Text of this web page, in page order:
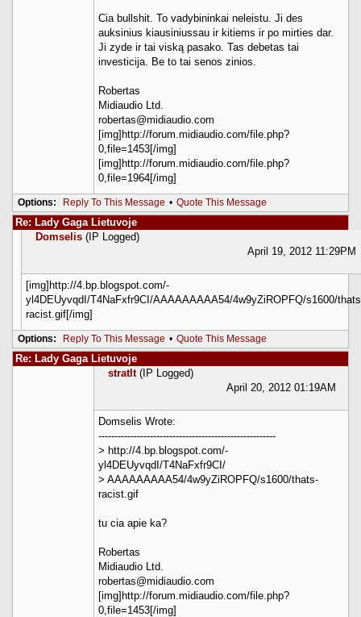
Cia bullshit. To vadybininkai neleistu. Ji des
auksinius kiausiniussau ir kitiems ir po mirties dar.
Ji zyde ir tai viską pasako. Tas debetas tai
investicija. Be to tai senos zinios.
Robertas
Midiaudio Ltd.
robertas@midiaudio.com
[img]http://forum.midiaudio.com/file.php?
0,file=1453[/img]
[img]http://forum.midiaudio.com/file.php?
0,file=1964[/img]
Options: Reply To This Message • Quote This Message
Re: Lady Gaga Lietuvoje
Domselis (IP Logged)
April 19, 2012 11:29PM
[img]http://4.bp.blogspot.com/-
yl4DEUyvqdI/T4NaFxfr9CI/AAAAAAAAA54/4w9yZiROPFQ/s1600/
racist.gif[/img]
Options: Reply To This Message • Quote This Message
Re: Lady Gaga Lietuvoje
stratlt (IP Logged)
April 20, 2012 01:19AM
Domselis Wrote:
-------------------------------------------------------
> http://4.bp.blogspot.com/-
yl4DEUyvqdI/T4NaFxfr9CI/
> AAAAAAAAA54/4w9yZiROPFQ/s1600/thats-
racist.gif
tu cia apie ka?
Robertas
Midiaudio Ltd.
robertas@midiaudio.com
[img]http://forum.midiaudio.com/file.php?
0,file=1453[/img]